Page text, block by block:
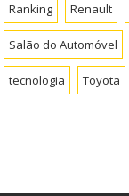
Ranking Renault
Salão do Automóvel
tecnologia Toyota